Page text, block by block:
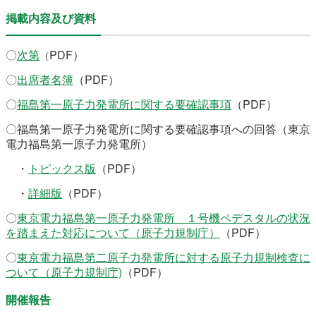
掲載内容及び資料
〇次第 （PDF）
〇出席者名簿 （PDF）
〇福島第一原子力発電所に関する要確認事項 （PDF）
〇福島第一原子力発電所に関する要確認事項への回答（東京
電力福島第一原子力発電所）
・ トピックス版 （PDF）
・ 詳細版 （PDF）
〇東京電力福島第一原子力発電所 １号機ペデスタルの状況
を踏まえた対応について（原子力規制庁）
（PDF）
〇東京電力福島第二原子力発電所に対する原子力規制検査に
ついて（原子力規制庁) （PDF）
開催報告